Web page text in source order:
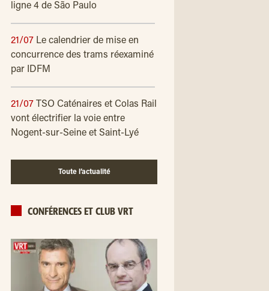
ligne 4 de São Paulo
21/07 Le calendrier de mise en
concurrence des trams réexaminé
par IDFM
21/07
TSO Caténaires et Colas Rail
vont électrifier la voie entre
Nogent-sur-Seine et Saint-Lyé
Toute l’actualité
CONFÉRENCES ET CLUB VRT